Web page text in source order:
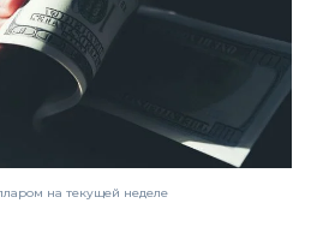
на текущей неделе